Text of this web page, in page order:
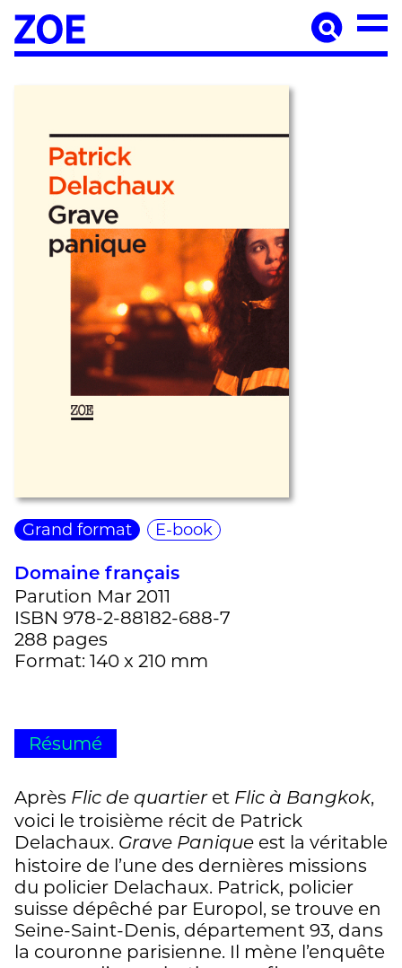
Accueil
À paraître
Catalogue
Auteur·ices
Agenda
Les éditions Zoé
Diffusion
Médiation culturelle
Manuscrits
Foreign rights
Contact
Mentions légales
Newsletter
Grand format E-book
Domaine français
Parution Mar 2011
ISBN 978-2-88182-688-7
288 pages
Format: 140 x 210 mm
Résumé
Après Flic de quartier et Flic à Bangkok,
voici le troisième récit de Patrick
Delachaux. Grave Panique est la véritable
histoire de l’une des dernières missions
du policier Delachaux. Patrick, policier
suisse dépêché par Europol, se trouve en
Seine-Saint-Denis, département 93, dans
la couronne parisienne. Il mène l’enquête